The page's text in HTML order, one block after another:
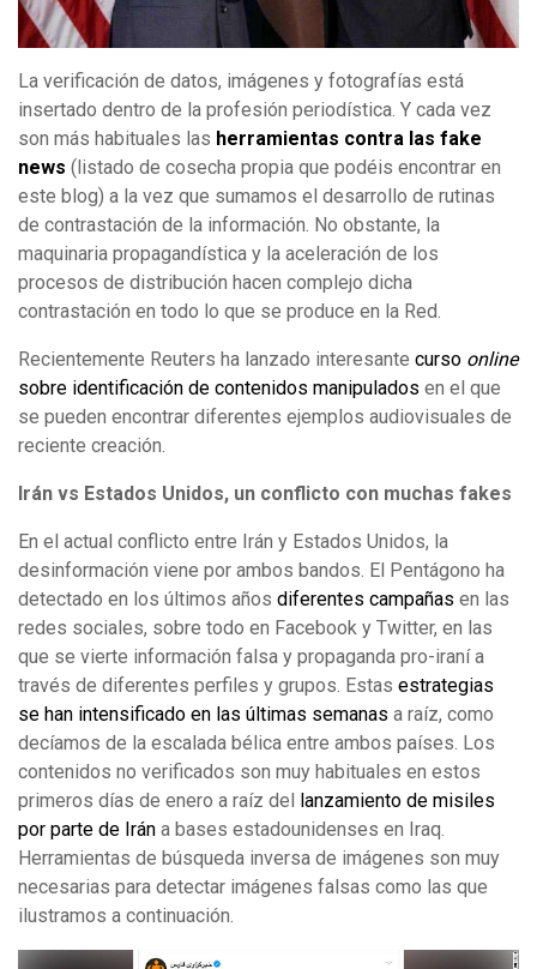
La verificación de datos, imágenes y fotografías está
insertado dentro de la profesión periodística. Y cada vez
son más habituales las herramientas contra las fake
news (listado de cosecha propia que podéis encontrar en
este blog) a la vez que sumamos el desarrollo de rutinas
de contrastación de la información. No obstante, la
maquinaria propagandística y la aceleración de los
procesos de distribución hacen complejo dicha
contrastación en todo lo que se produce en la Red.
Recientemente Reuters ha lanzado interesante curso online
sobre identificación de contenidos manipulados en el que
se pueden encontrar diferentes ejemplos audiovisuales de
reciente creación.
Irán vs Estados Unidos, un conflicto con muchas fakes
En el actual conflicto entre Irán y Estados Unidos, la
desinformación viene por ambos bandos. El Pentágono ha
detectado en los últimos años diferentes campañas en las
redes sociales, sobre todo en Facebook y Twitter, en las
que se vierte información falsa y propaganda pro-iraní a
través de diferentes perfiles y grupos. Estas estrategias
se han intensificado en las últimas semanas a raíz, como
decíamos de la escalada bélica entre ambos países. Los
contenidos no verificados son muy habituales en estos
primeros días de enero a raíz del lanzamiento de misiles
por parte de Irán a bases estadounidenses en Iraq.
Herramientas de búsqueda inversa de imágenes son muy
necesarias para detectar imágenes falsas como las que
ilustramos a continuación.